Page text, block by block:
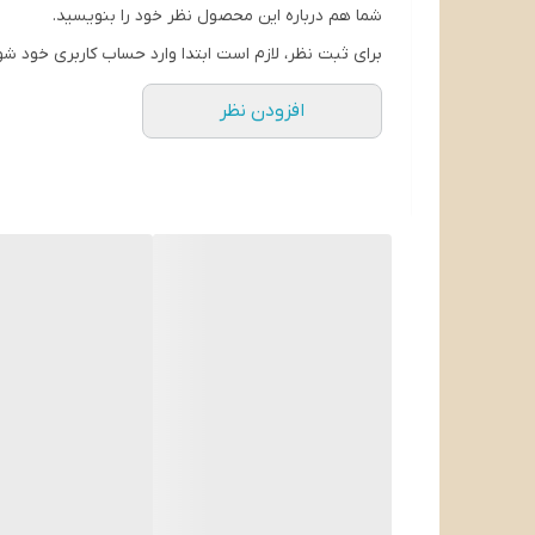
شما هم درباره این محصول نظر خود را بنویسید.
برای ثبت نظر، لازم است ابتدا وارد حساب کاربری خود
افزودن نظر